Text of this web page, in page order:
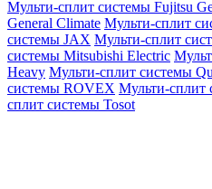
Мульти-сплит системы Fujitsu
General Climate Мульти-сплит
системы JAX Мульти-сплит
системы Mitsubishi Electric
Heavy Мульти-сплит системы
системы ROVEX Мульти-сплит
сплит системы Tosot